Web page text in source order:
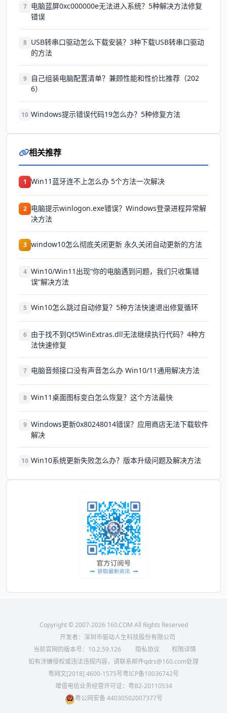
7 电脑蓝屏0xc000000e无法进入系统？5种解决方法修复
错误
8 USB转串口驱动怎么下载安装？3种下载USB转串口驱动
的方法
9
自己组装电脑配置清单？兼顾性能和性价比推荐（202
6）
10 Windows提示错误代码19怎么办？5种修复方法
相关推荐
1 Win11蓝牙连不上怎么办 5个方法一次解决
2 电脑提示winlogon.exe错误？Windows登录进程异常解
决方法
3 window10怎么彻底关闭更新 永久关闭自动更新的方法
4 Win10/Win11出现“你的电脑遇到问题，我们只收集错
误”解决方法
5 Win10怎么跳过自动修复？5种方法快速退出修复循环
6 由于找不到Qt5WinExtras.dll无法继续执行代码？4种方
法快速修复
7 电脑音频接口没有声音怎么办 Win10/11通用解决方法
8 Win11桌面图标变白怎么恢复？这个方法最快
9 Windows更新0x80248014错误？应用商店无法下载软件
解决
10 Win10系统更新失败怎么办？版本升级问题及解决方法
Copyright © 2007-2026 160.COM All Rights Reserved
开发者：深圳市驱动人生科技股份有限公司
当前官网的版本号： 10.2.59.126 隐私协议
权限详情
如有涉嫌侵权或违法违规内容，请联系邮件qdrs@160.com处理
粤网文[2018] 4600-1575号粤ICP备10036742号
增值电信业务经营许可证：粤B2-20110534
粤公网安备 44030502007377号